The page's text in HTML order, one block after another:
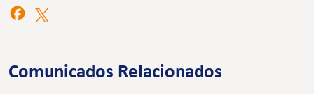
Comunicados Relacionados